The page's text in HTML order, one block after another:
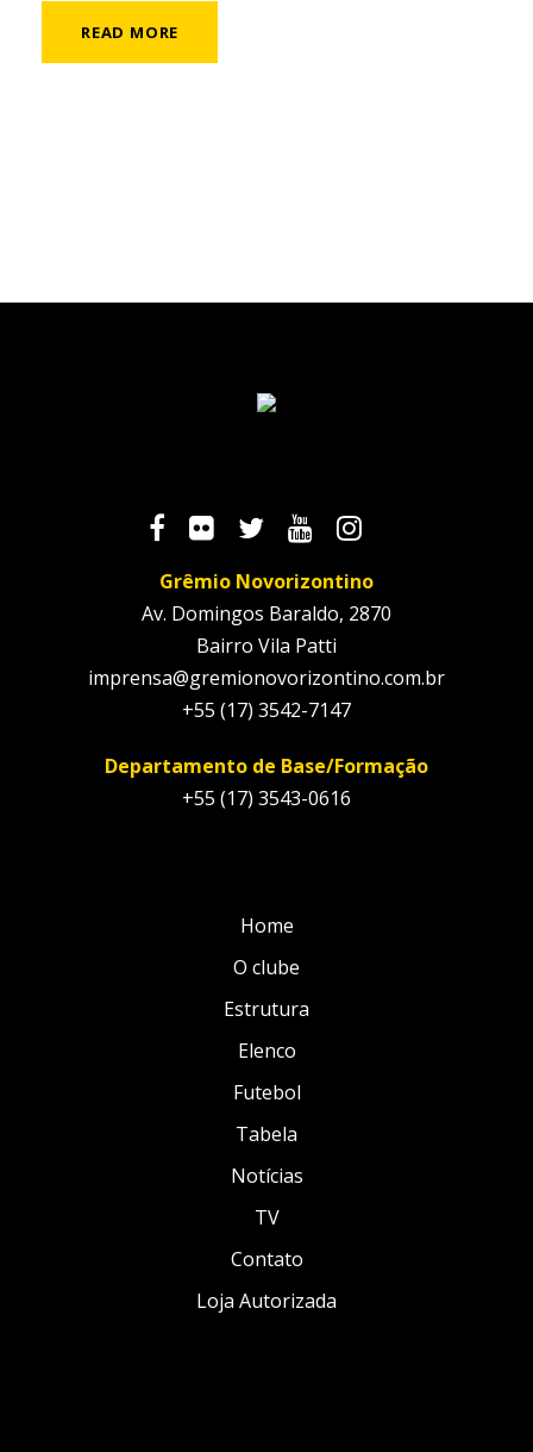
READ MORE
Grêmio Novorizontino
Av. Domingos Baraldo, 2870
Bairro Vila Patti
imprensa@gremionovorizontino.com.br
+55 (17) 3542-7147
Departamento de Base/Formação
+55 (17) 3543-0616
Home
O clube
Estrutura
Elenco
Futebol
Tabela
Notícias
TV
Contato
Loja Autorizada